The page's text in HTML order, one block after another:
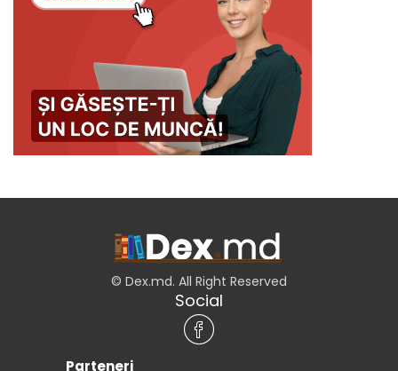
© Dex.md. All Right Reserved
Social
Parteneri